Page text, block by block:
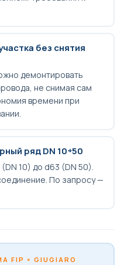
без снятия
демонтировать
не снимая сам
времени при
ряд DN 10÷50
10) до d63 (DN 50).
По запросу —
× GIUGIARO